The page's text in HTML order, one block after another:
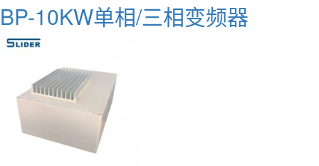
BP-10KW单相/三相变频器